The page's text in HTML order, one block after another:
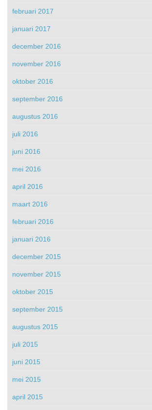
februari 2017
januari 2017
december 2016
november 2016
oktober 2016
september 2016
augustus 2016
juli 2016
juni 2016
mei 2016
april 2016
maart 2016
februari 2016
januari 2016
december 2015
november 2015
oktober 2015
september 2015
augustus 2015
juli 2015
juni 2015
mei 2015
april 2015